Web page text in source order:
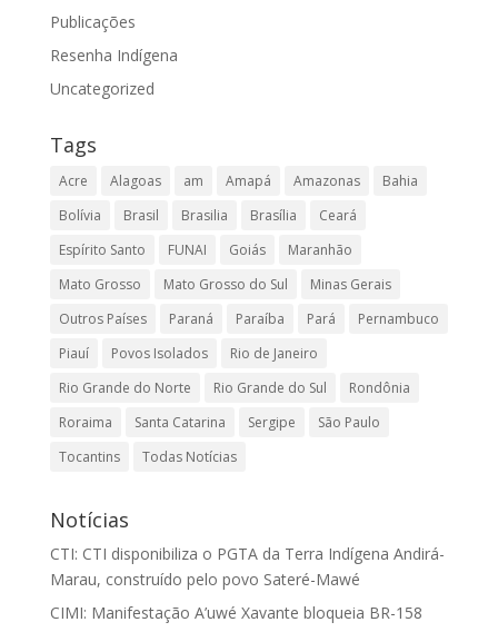
Publicações
Resenha Indígena
Uncategorized
Tags
Acre Alagoas am Amapá Amazonas
Bahia
Bolívia
Brasil Brasilia Brasília
Ceará
Espírito Santo
FUNAI Goiás
Maranhão
Mato Grosso
Mato Grosso do Sul
Minas Gerais
Outros Países
Paraná Paraíba Pará
Pernambuco
Piauí
Povos Isolados
Rio de Janeiro
Rio Grande do Norte
Rio Grande do Sul
Rondônia
Roraima
Santa Catarina Sergipe
São Paulo
Tocantins
Todas Notícias
Notícias
CTI: CTI disponibiliza o PGTA da Terra Indígena Andirá-
Marau, construído pelo povo Sateré-Mawé
CIMI: Manifestação A’uwé Xavante bloqueia BR-158